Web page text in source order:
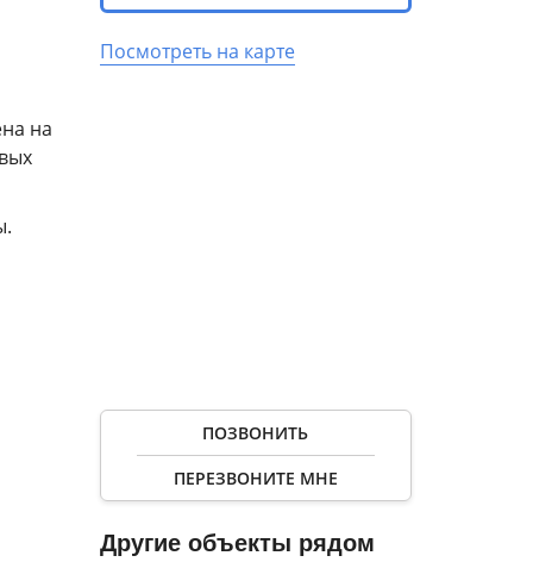
на
Посмотреть на карте
ПОЗВОНИТЬ
ПЕРЕЗВОНИТЕ МНЕ
Другие объекты рядом